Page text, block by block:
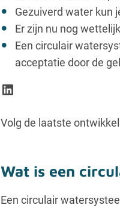
Gezuiverd water kun
Er zijn nu nog
Een circulair
acceptatie door de
LinkedIn
Volg de laatste
Wat is een
Een circulair